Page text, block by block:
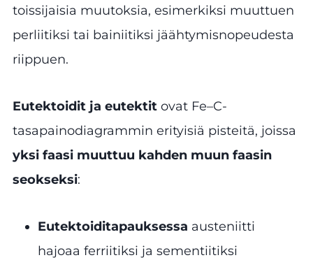
toissijaisia muutoksia, esimerkiksi muuttuen
perliitiksi tai bainiitiksi jäähtymisnopeudesta
riippuen.
Eutektoidit ja eutektit ovat Fe–C-
tasapainodiagrammin erityisiä pisteitä, joissa
yksi faasi muuttuu kahden muun faasin
seokseksi:
Eutektoiditapauksessa austeniitti
hajoaa ferriitiksi ja sementiitiksi